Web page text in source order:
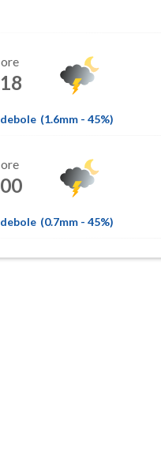
ore
18
debole (1.6mm - 45%)
ore
00
debole (0.7mm - 45%)